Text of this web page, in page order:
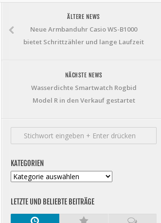
ÄLTERE NEWS
Neue Armbanduhr Casio WS-B1000
bietet Schrittzähler und lange Laufzeit
NÄCHSTE NEWS
Wasserdichte Smartwatch Rogbid
Model R in den Verkauf gestartet
KATEGORIEN
Kategorien
LETZTE UND BELIEBTE BEITRÄGE